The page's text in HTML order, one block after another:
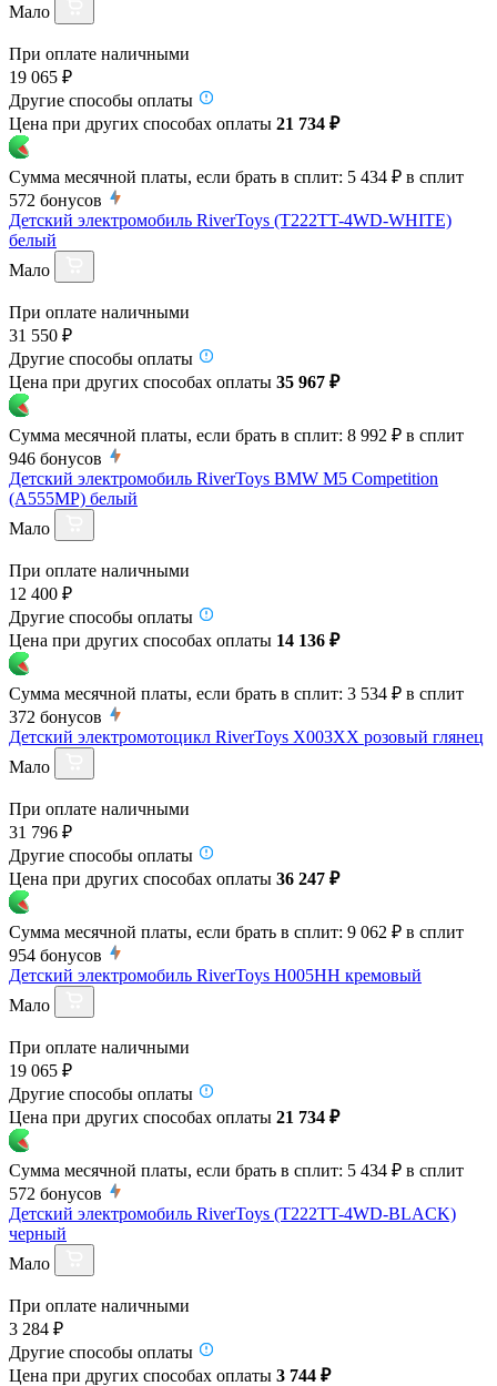
Мало
При оплате наличными
19 065 ₽
Другие способы оплаты
Цена при других способах оплаты 21 734 ₽
Сумма месячной платы, если брать в сплит: 5 434 ₽ в сплит
572 бонусов
Детский электромобиль RiverToys (T222TT-4WD-WHITE)
белый
Мало
При оплате наличными
31 550 ₽
Другие способы оплаты
Цена при других способах оплаты 35 967 ₽
Сумма месячной платы, если брать в сплит: 8 992 ₽ в сплит
946 бонусов
Детский электромобиль RiverToys BMW M5 Competition
(A555MP) белый
Мало
При оплате наличными
12 400 ₽
Другие способы оплаты
Цена при других способах оплаты 14 136 ₽
Сумма месячной платы, если брать в сплит: 3 534 ₽ в сплит
372 бонусов
Детский электромотоцикл RiverToys X003XX розовый глянец
Мало
При оплате наличными
31 796 ₽
Другие способы оплаты
Цена при других способах оплаты 36 247 ₽
Сумма месячной платы, если брать в сплит: 9 062 ₽ в сплит
954 бонусов
Детский электромобиль RiverToys H005HH кремовый
Мало
При оплате наличными
19 065 ₽
Другие способы оплаты
Цена при других способах оплаты 21 734 ₽
Сумма месячной платы, если брать в сплит: 5 434 ₽ в сплит
572 бонусов
Детский электромобиль RiverToys (T222TT-4WD-BLACK)
черный
Мало
При оплате наличными
3 284 ₽
Другие способы оплаты
Цена при других способах оплаты 3 744 ₽